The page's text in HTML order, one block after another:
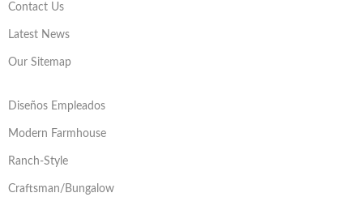
Contact Us
Latest News
Our Sitemap
Diseños Empleados
Modern Farmhouse
Ranch-Style
Craftsman/Bungalow